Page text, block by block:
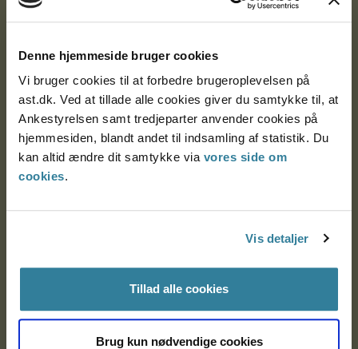
Denne hjemmeside bruger cookies
Vi bruger cookies til at forbedre brugeroplevelsen på
ast.dk. Ved at tillade alle cookies giver du samtykke til, at
Ankestyrelsen samt tredjeparter anvender cookies på
hjemmesiden, blandt andet til indsamling af statistik. Du
kan altid ændre dit samtykke via vores side om
cookies.
Vis detaljer
Tillad alle cookies
Brug kun nødvendige cookies
Ankestyrelsen
Postadresse:
Nytorv 7, 2. sal
9000 Aalborg
Ankestyrelsen Aalborg
EAN: 57 98 000 35 48 21